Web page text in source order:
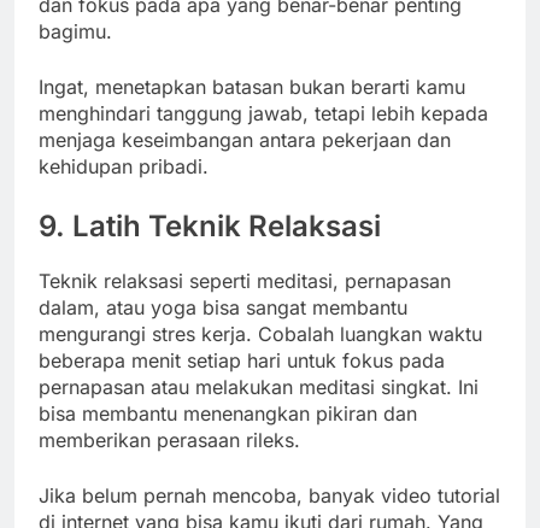
dan fokus pada apa yang benar-benar penting
bagimu.
Ingat, menetapkan batasan bukan berarti kamu
menghindari tanggung jawab, tetapi lebih kepada
menjaga keseimbangan antara pekerjaan dan
kehidupan pribadi.
9. Latih Teknik Relaksasi
Teknik relaksasi seperti meditasi, pernapasan
dalam, atau yoga bisa sangat membantu
mengurangi stres kerja. Cobalah luangkan waktu
beberapa menit setiap hari untuk fokus pada
pernapasan atau melakukan meditasi singkat. Ini
bisa membantu menenangkan pikiran dan
memberikan perasaan rileks.
Jika belum pernah mencoba, banyak video tutorial
di internet yang bisa kamu ikuti dari rumah. Yang